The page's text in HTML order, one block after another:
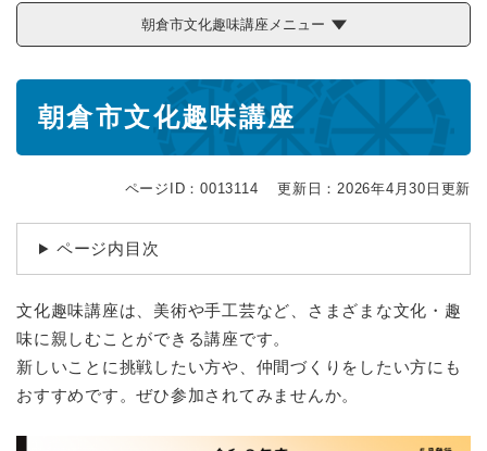
朝倉市文化趣味講座メニュー
朝倉市文化趣味講座
ページID：0013114 更新日：2026年4月30日更新
ページ内目次
文化趣味講座は、美術や手工芸など、さまざまな文化・趣
味に親しむことができる講座です。
新しいことに挑戦したい方や、仲間づくりをしたい方にも
おすすめです。ぜひ参加されてみませんか。